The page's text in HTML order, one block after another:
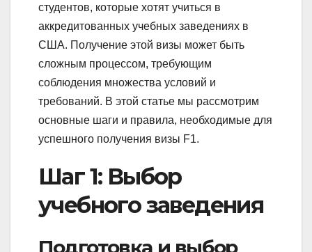
студентов, которые хотят учиться в
аккредитованных учебных заведениях в
США. Получение этой визы может быть
сложным процессом, требующим
соблюдения множества условий и
требований. В этой статье мы рассмотрим
основные шаги и правила, необходимые для
успешного получения визы F1.
Шаг 1: Выбор
учебного заведения
Подготовка и выбор